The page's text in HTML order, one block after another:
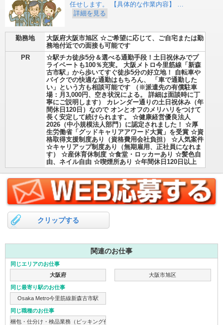
任せします。 【具体的な作業内容】 …
詳細を見る
勤務地
大阪府大阪市旭区 ☆ご希望に応じて、ご自宅または勤
務地付近での面接も可能です
PR
☆駅チカ徒歩5分＆選べる通勤手段！土日祝休みでプ
ライベートも100％充実。 大阪メトロ今里筋線「新森
古市駅」から歩いてすぐ徒歩5分の好立地！ 自転車や
バイクでの快適な通勤はもちろん、 「車で通勤した
い」という方も相談可能です （※派遣先の有償駐車
場：月3,000円、空き状況による。 詳細は面談時に丁
寧にご説明します） カレンダー通りの土日祝休み（年
間休日120日）なので オンとオフのメリハリをつけて
長く安定して続けられます。 ☆健康経営優良法人
2026（中小規模法人部門）に認定されました！ ☆厚
生労働省「グッドキャリアアワード大賞」を受賞 ☆資
格取得支援制度あり（資格費用会社負担） ☆人気案件
☆キャリアップ制度あり（無期雇用、正社員になれま
す） ☆産休育休制度 ☆食堂・ロッカーあり ☆髪色自
由、ネイル自由 ☆喫煙所あり ☆年間休日120日以上
クリップする
関連のお仕事
同じエリアのお仕事
大阪府
大阪市旭区
同じ最寄り駅のお仕事
Osaka Metro今里筋線新森古市駅
同じ職種のお仕事
梱包・仕分け・検品業務（ピッキング作業）